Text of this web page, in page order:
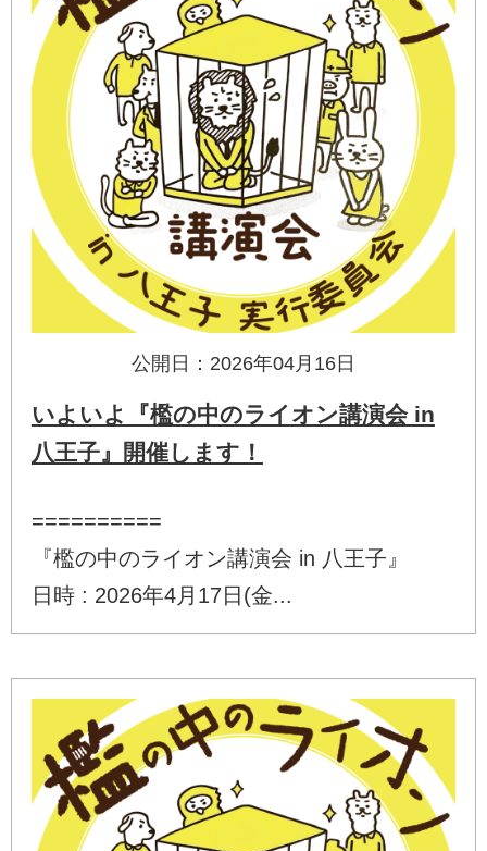
公開日：2026年04月16日
いよいよ『檻の中のライオン講演会 in
八王子』開催します！
==========
『檻の中のライオン講演会 in 八王子』
日時 : 2026年4月17日(金...